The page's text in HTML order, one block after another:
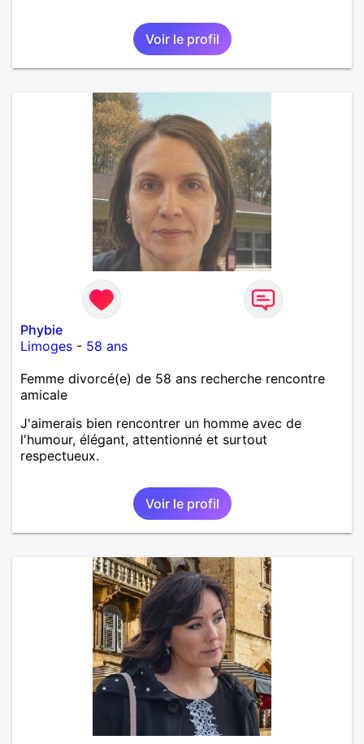
Voir le profil
Phybie
Limoges - 58 ans
Femme divorcé(e) de 58 ans recherche rencontre
amicale
J'aimerais bien rencontrer un homme avec de
l'humour, élégant, attentionné et surtout
respectueux.
Voir le profil